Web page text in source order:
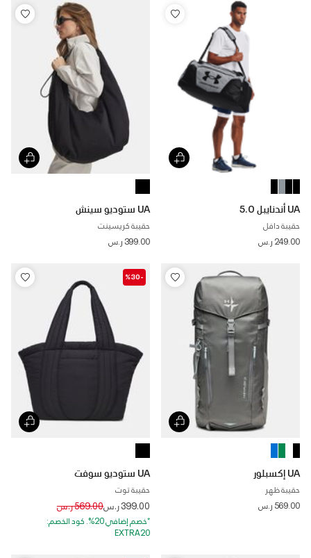
UA أندنايبل 5.0
حقيبة دافل
249.00 ر.س
UA ستوديو سينش
حقيبة كريسينت
399.00 ر.س
UA إكسبلور
حقيبة ظهر
569.00 ر.س
-%30
UA ستوديو سوفت
حقيبة توت
399.00 ر.س Price reduced from
569.00 ر.س to
*خصم إضافي 20%. كود الخصم:
EXTRA20